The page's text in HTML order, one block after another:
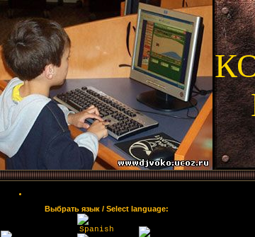
Выбрать язык / Select language:
Spanish